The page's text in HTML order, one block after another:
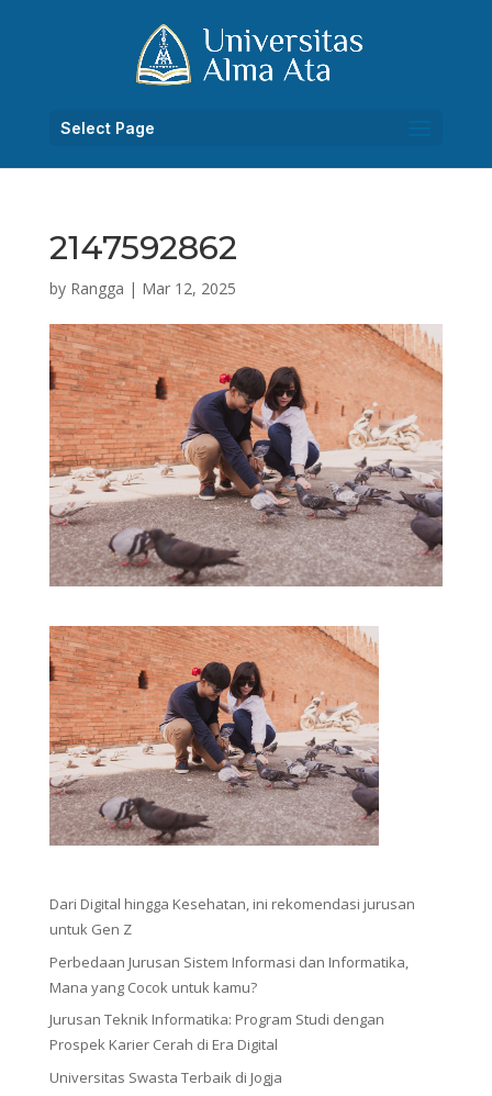
Select Page
2147592862
by Rangga | Mar 12, 2025
Dari Digital hingga Kesehatan, ini rekomendasi jurusan
untuk Gen Z
Perbedaan Jurusan Sistem Informasi dan Informatika,
Mana yang Cocok untuk kamu?
Jurusan Teknik Informatika: Program Studi dengan
Prospek Karier Cerah di Era Digital
Universitas Swasta Terbaik di Jogja